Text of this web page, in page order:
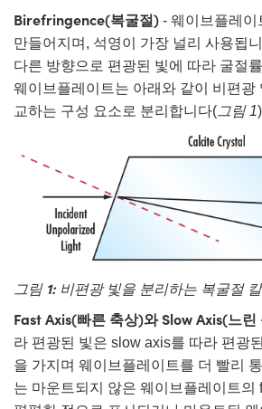
Elements (DOE)
Couplers
Company
Birefringence(복굴절) - 웨이브플레이
만들어지며, 석영이 가장 널리 사용됩
다른 방향으로 편광된 빛에 따라 굴절
웨이브플레이트는 아래와 같이 비편광
교하는 구성 요소로 분리합니다( 그림 1
그림 1: 비편광 빛을 분리하는 복굴절
Fast Axis(빠른 축상)와 Slow Axis(느린
라 편광된 빛은 slow axis를 따라 편광
을 가지며 웨이브플레이트를 더 빨리
는 마운트되지 않은 웨이브플레이트의